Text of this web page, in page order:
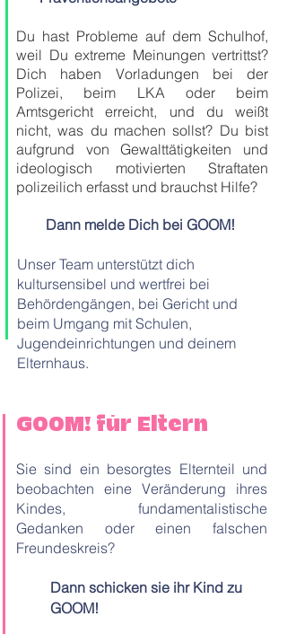
Du hast Probleme auf dem Schulhof,
weil Du extreme Meinungen vertrittst?
Dich haben Vorladungen bei der
Polizei, beim LKA oder beim
Amtsgericht erreicht, und du weißt
nicht, was du machen sollst? Du bist
aufgrund von Gewalttätigkeiten und
ideologisch motivierten Straftaten
polizeilich erfasst und brauchst Hilfe?
Dann melde Dich bei GOOM!
Unser Team unterstützt dich
kultursensibel und wertfrei bei
Behördengängen, bei Gericht und
beim Umgang mit Schulen,
Jugendeinrichtungen und deinem
Elternhaus.
GOOM! für Eltern
Sie sind ein besorgtes Elternteil und
beobachten eine Veränderung ihres
Kindes, fundamentalistische
Gedanken oder einen falschen
Freundeskreis?
Dann schicken sie ihr Kind zu
GOOM!